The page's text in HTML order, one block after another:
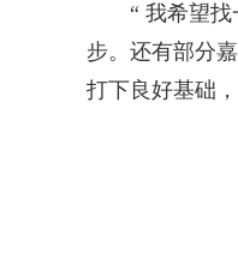
“ 我希望找一
步。还有部分
打下良好基础